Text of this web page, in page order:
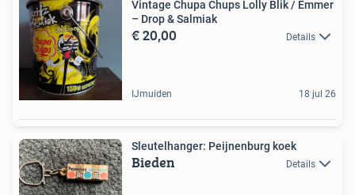
Vintage Chupa Chups Lolly Blik / Emmer
– Drop & Salmiak
€ 20,00 Details
IJmuiden 18 jul 26
Sleutelhanger: Peijnenburg koek
Bieden Details